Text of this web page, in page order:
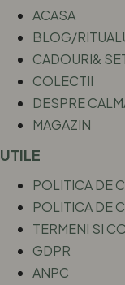
ACASA
BLOG/
CADOURI&
COLECTII
DESPRE
MAGAZIN
UTILE
POLITICA DE
POLITICA DE
TERMENI SI
GDPR
ANPC